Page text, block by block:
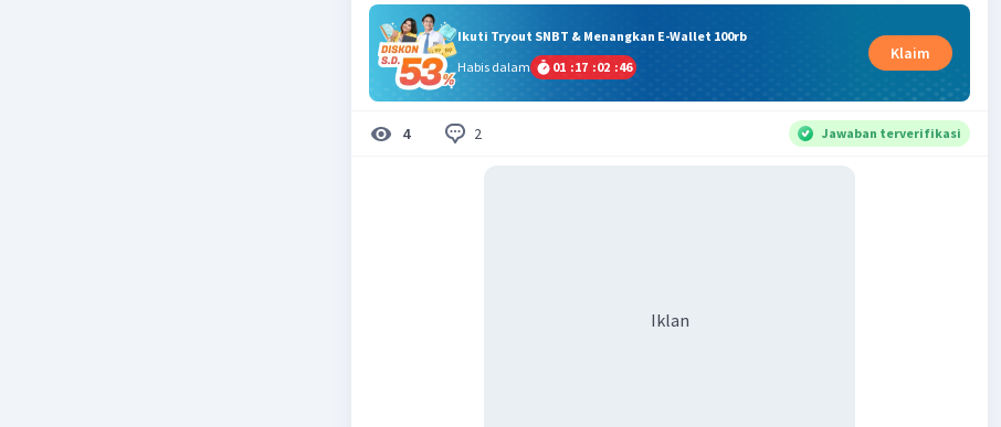
Ikuti Tryout SNBT & Menangkan E-Wallet 100rb
Habis dalam
01 :17 :02 :46
Klaim
4 2 Jawaban terverifikasi
Iklan